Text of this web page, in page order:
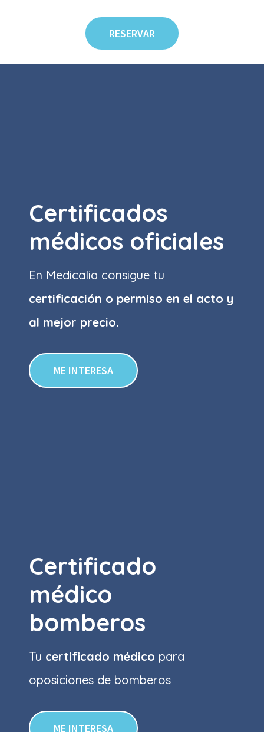
RESERVAR
Certificados
médicos oficiales
En Medicalia consigue tu
certificación o permiso en el acto y
al mejor precio.
ME INTERESA
Certificado
médico
bomberos
Tu certificado médico para
oposiciones de bomberos
ME INTERESA